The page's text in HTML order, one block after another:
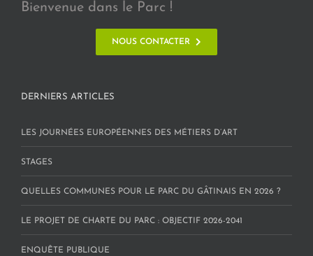
Bienvenue dans le Parc !
NOUS CONTACTER
DERNIERS ARTICLES
LES JOURNÉES EUROPÉENNES DES MÉTIERS D’ART
STAGES
QUELLES COMMUNES POUR LE PARC DU GÂTINAIS EN 2026 ?
LE PROJET DE CHARTE DU PARC : OBJECTIF 2026-2041
ENQUÊTE PUBLIQUE